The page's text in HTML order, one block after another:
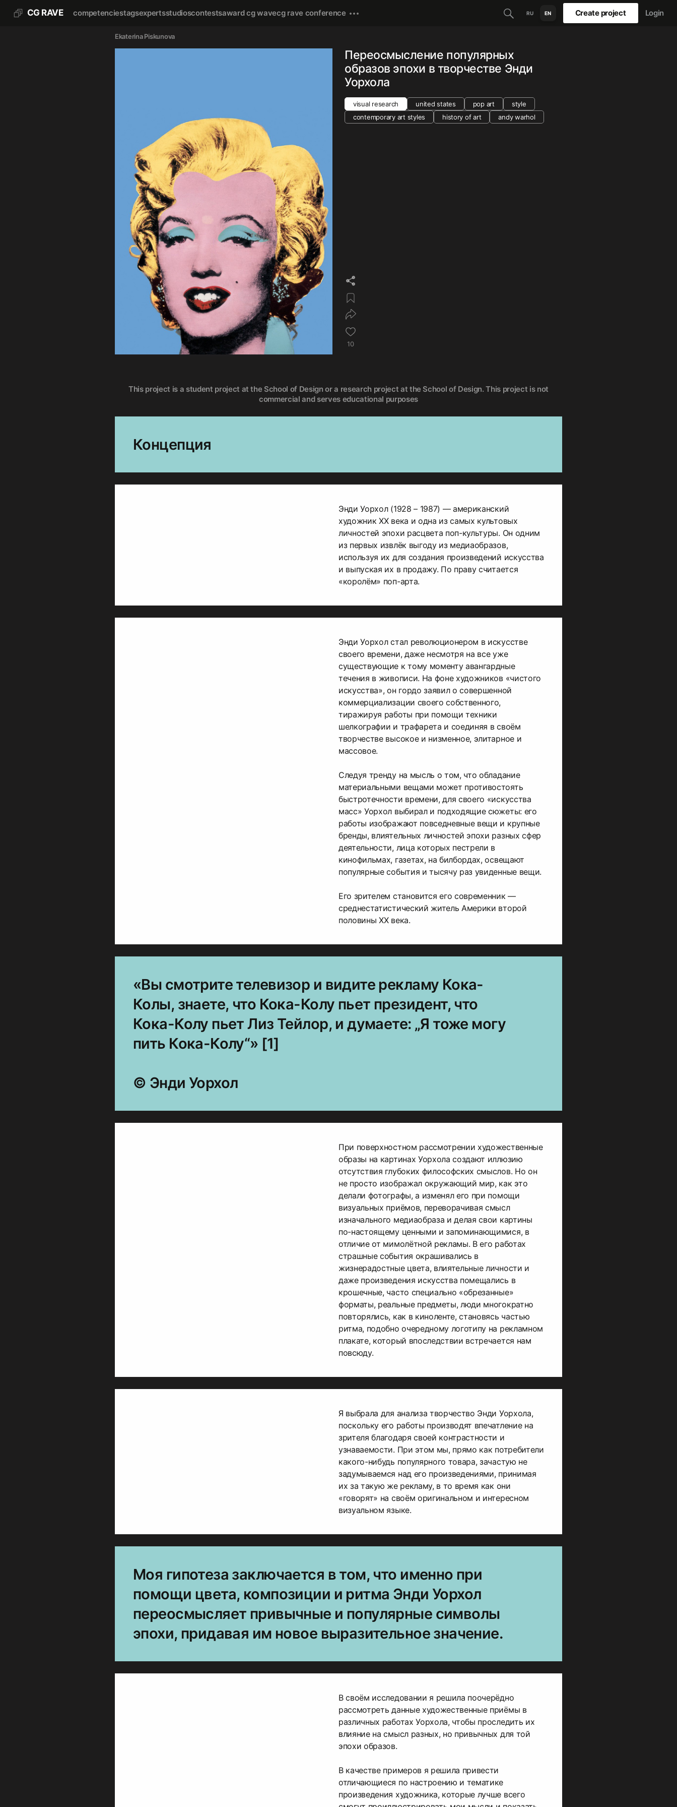
CG RAVE competenciestagsexpertsstudioscontestsaward cg wavecg rave conference RU EN Create project Login
Ekaterina Piskunova
Переосмысление популярных
образов эпохи в творчестве Энди
Уорхола
visual research united states pop art
style
contemporary art styles
history of art andy warhol
10
This project is a student project at the School of Design or a research project at the School of Design. This project is not
commercial and serves educational purposes
Концепция
Энди Уорхол (1928 – 1987) — американский
художник ХХ века и одна из самых культовых
личностей эпохи расцвета поп-культуры. Он одним
из первых извлёк выгоду из медиаобразов,
используя их для создания произведений искусства
и выпуская их в продажу. По праву считается
«королём» поп-арта.
Энди Уорхол стал революционером в искусстве
своего времени, даже несмотря на все уже
существующие к тому моменту авангардные
течения в живописи. На фоне художников «чистого
искусства», он гордо заявил о совершенной
коммерциализации своего собственного,
тиражируя работы при помощи техники
шелкографии и трафарета и соединяя в своём
творчестве высокое и низменное, элитарное и
массовое.
Следуя тренду на мысль о том, что обладание
материальными вещами может противостоять
быстротечности времени, для своего «искусства
масс» Уорхол выбирал и подходящие сюжеты: его
работы изображают повседневные вещи и крупные
бренды, влиятельных личностей эпохи разных сфер
деятельности, лица которых пестрели в
кинофильмах, газетах, на билбордах, освещают
популярные события и тысячу раз увиденные вещи.
Его зрителем становится его современник —
среднестатистический житель Америки второй
половины ХХ века.
«Вы смотрите телевизор и видите рекламу Кока-
Колы, знаете, что Кока-Колу пьет президент, что
Кока-Колу пьет Лиз Тейлор, и думаете: „Я тоже могу
пить Кока-Колу“» [1]
© Энди Уорхол
При поверхностном рассмотрении художественные
образы на картинах Уорхола создают иллюзию
отсутствия глубоких философских смыслов. Но он
не просто изображал окружающий мир, как это
делали фотографы, а изменял его при помощи
визуальных приёмов, переворачивая смысл
изначального медиаобраза и делая свои картины
по-настоящему ценными и запоминающимися, в
отличие от мимолётной рекламы. В его работах
страшные события окрашивались в
жизнерадостные цвета, влиятельные личности и
даже произведения искусства помещались в
крошечные, часто специально «обрезанные»
форматы, реальные предметы, люди многократно
повторялись, как в киноленте, становясь частью
ритма, подобно очередному логотипу на рекламном
плакате, который впоследствии встречается нам
повсюду.
Я выбрала для анализа творчество Энди Уорхола,
поскольку его работы производят впечатление на
зрителя благодаря своей контрастности и
узнаваемости. При этом мы, прямо как потребители
какого-нибудь популярного товара, зачастую не
задумываемся над его произведениями, принимая
их за такую же рекламу, в то время как они
«говорят» на своём оригинальном и интересном
визуальном языке.
Моя гипотеза заключается в том, что именно при
помощи цвета, композиции и ритма Энди Уорхол
переосмысляет привычные и популярные символы
эпохи, придавая им новое выразительное значение.
В своём исследовании я решила поочерёдно
рассмотреть данные художественные приёмы в
различных работах Уорхола, чтобы проследить их
влияние на смысл разных, но привычных для той
эпохи образов.
В качестве примеров я решила привести
отличающиеся по настроению и тематике
произведения художника, которые лучше всего